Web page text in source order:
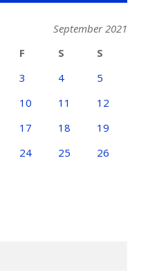
September 2021
F S
S
3 4
5
10 11
12
17 18
19
24 25
26